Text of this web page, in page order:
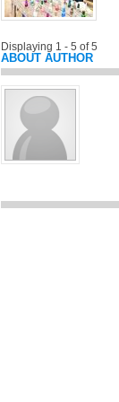
Displaying 1 - 5 of 5
ABOUT AUTHOR